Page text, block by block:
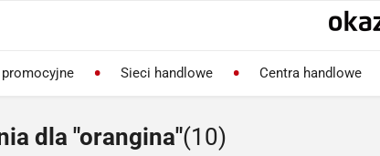
Sieci handlowe Centra handlowe
dla "orangina"(10)